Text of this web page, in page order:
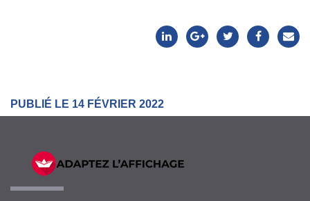
PUBLIÉ LE 14 FÉVRIER 2022